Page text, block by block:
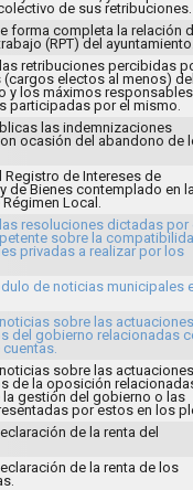
de sus retribuciones.
forma completa la relación
(RPT) del
retribuciones percibidas
(cargos electos al menos)
y los máximos
participadas por el mismo.
las indemnizaciones
ocasión del abandono de
Registro de Intereses de
de Bienes contemplado en
Local.
resoluciones dictadas por
sobre la
privadas a realizar por los
de noticias municipales
sobre las
del gobierno relacionadas
sobre las
de la oposición
gestión del gobierno o las
por estos en los
de la renta del
de la renta de los